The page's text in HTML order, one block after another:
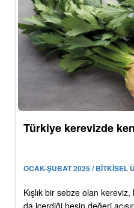
Türkiye kerevizde
OCAK-ŞUBAT 2025 / BİTKİSEL
Kışlık bir sebze olan
da içerdiği besin değeri